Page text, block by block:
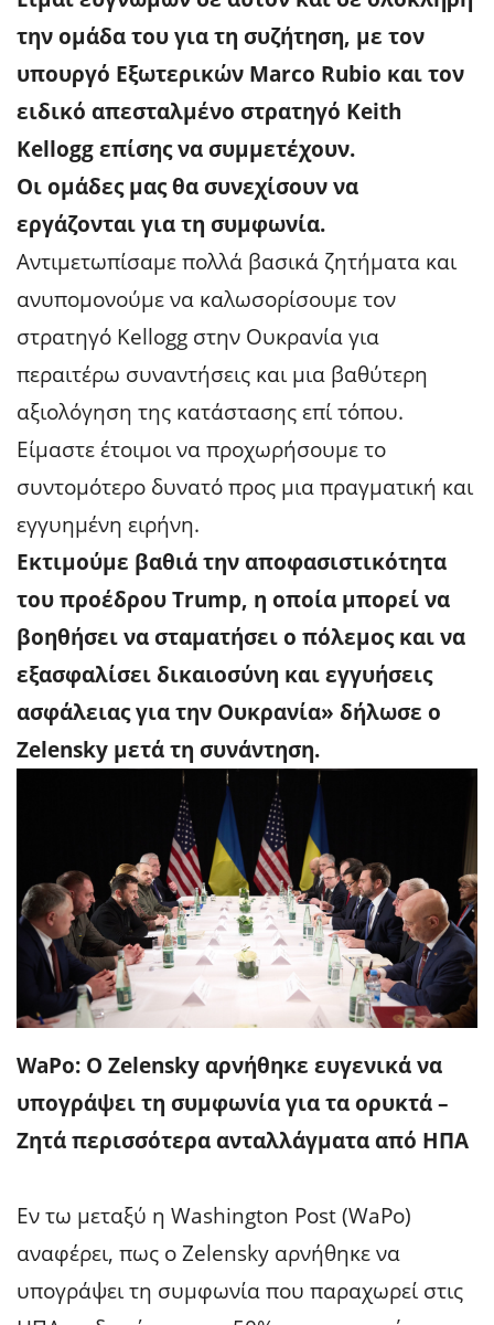
την ομάδα του για τη συζήτηση, με τον
υπουργό Εξωτερικών Marco Rubio και τον
ειδικό απεσταλμένο στρατηγό Keith
Kellogg επίσης να συμμετέχουν.
Οι ομάδες μας θα συνεχίσουν να
εργάζονται για τη συμφωνία.
Αντιμετωπίσαμε πολλά βασικά ζητήματα και
ανυπομονούμε να καλωσορίσουμε τον
στρατηγό Kellogg στην Ουκρανία για
περαιτέρω συναντήσεις και μια βαθύτερη
αξιολόγηση της κατάστασης επί τόπου.
Είμαστε έτοιμοι να προχωρήσουμε το
συντομότερο δυνατό προς μια πραγματική και
εγγυημένη ειρήνη.
Εκτιμούμε βαθιά την αποφασιστικότητα
του προέδρου Trump, η οποία μπορεί να
βοηθήσει να σταματήσει ο πόλεμος και να
εξασφαλίσει δικαιοσύνη και εγγυήσεις
ασφάλειας για την Ουκρανία» δήλωσε ο
Zelensky μετά τη συνάντηση.
WaPo: O Zelensky αρνήθηκε ευγενικά να
υπογράψει τη συμφωνία για τα ορυκτά –
Ζητά περισσότερα ανταλλάγματα από ΗΠΑ
Εν τω μεταξύ η Washington Post (WaPo)
αναφέρει, πως ο Zelensky αρνήθηκε να
υπογράψει τη συμφωνία που παραχωρεί στις